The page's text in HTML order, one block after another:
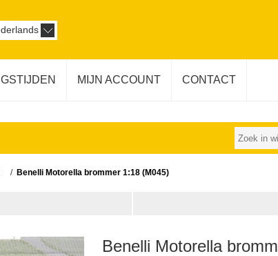
MIJN ACCOUNT CONTACT
/ Benelli Motorella brommer 1:18 (M045)
Benelli Motorella